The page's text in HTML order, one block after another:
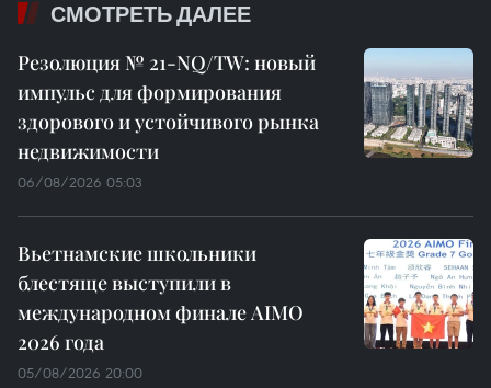
СМОТРЕТЬ ДАЛЕЕ
Резолюция № 21-NQ/TW: новый
импульс для формирования
здорового и устойчивого рынка
недвижимости
06/08/2026 05:03
Вьетнамские школьники
блестяще выступили в
международном финале AIMO
2026 года
05/08/2026 20:00